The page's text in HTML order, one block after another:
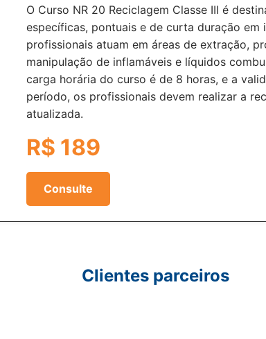
O Curso NR 20 Reciclagem Classe III é
específicas, pontuais e de curta duração em
profissionais atuam em áreas de extração,
manipulação de inflamáveis e líquidos
carga horária do curso é de 8 horas, e a
período, os profissionais devem realizar a
atualizada.
R$ 189
Consulte
Clientes parceiros